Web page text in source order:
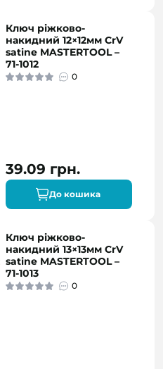
Ключ ріжково-
накидний 12×12мм CrV
satine MASTERTOOL –
71-1012
0
39.09 грн.
До кошика
Ключ ріжково-
накидний 13×13мм CrV
satine MASTERTOOL –
71-1013
0